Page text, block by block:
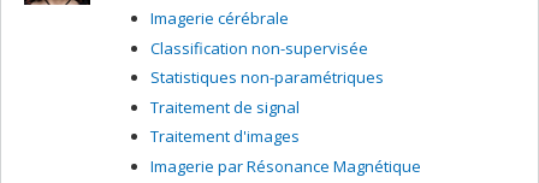
Imagerie cérébrale
Classification non-supervisée
Statistiques non-paramétriques
Traitement de signal
Traitement d'images
Imagerie par Résonance Magnétique